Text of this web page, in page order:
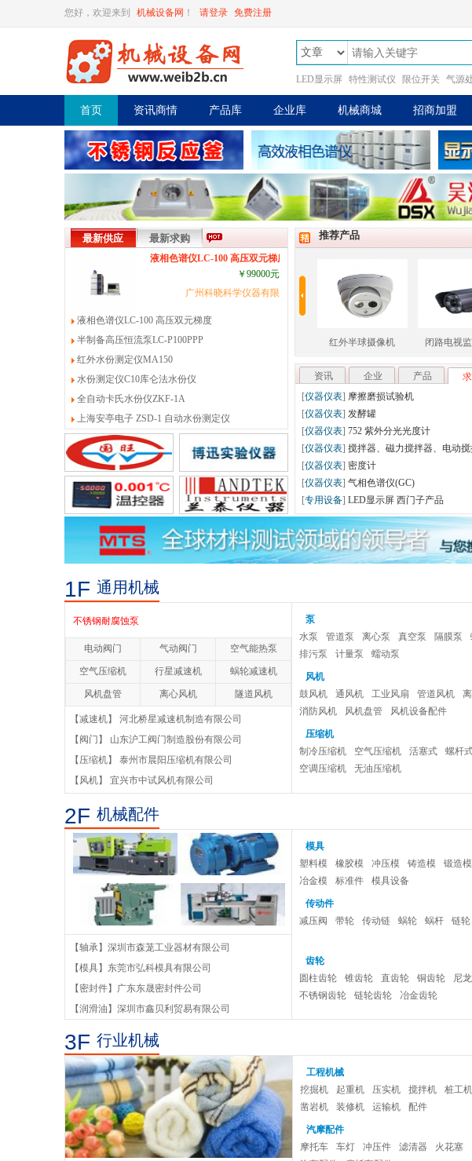
您好，欢迎来到 机械设备网 ！ 请登录 免费注册
LED显示屏 特性测试仪 限位开关 气源
首页 资讯商情 产品库 企业库 机械商城 招商加盟
最新供应 最新求购
液相色谱仪LC-100 高压双元梯度
￥99000元
广州科晓科学仪器有限公司
液相色谱仪LC-100 高压双元梯度
半制备高压恒流泵LC-P100PPP
红外水份测定仪MA150
水份测定仪C10库仑法水份仪
全自动卡氏水份仪ZKF-1A
上海安亭电子 ZSD-1 自动水份测定仪
推荐产品
红外半球摄像机 闭路电视监控系统 活性炭过滤器
WLS400M
式测
资讯 企业 产品
[国内]第十三届中国广州国际环保产业博
[国内]第十届化学和药物结构分析上海年
[国内]中国分析测试协会标记免疫分析
[国内]2019世界食品广州展
[国际]灯光节
1F 通用机械
防腐蚀化工泵
衬氟合金泵
不锈钢化工泵
不锈钢耐腐蚀泵
不锈钢排污泵
不锈钢离心泵
油浸式潜水电泵
增压抽水泵
蝶阀
电动阀门 气动阀门 空气能热泵
空气压缩机 行星减速机 蜗轮减速机
风机盘管 离心风机 隧道风机
【减速机】 河北桥星减速机制造有限公司
【阀门】 山东沪工阀门制造股份有限公司
【压缩机】 泰州市晨阳压缩机有限公司
【风机】 宜兴市中试风机有限公司
泵
水泵
管道泵 离心泵 真空泵 隔膜泵
排污泵
计量泵 蠕动泵
风机
鼓风机
通风机 工业风扇 管道风机
消防风机
风机盘管 风机设备配件
压缩机
制冷压缩机
空气压缩机 活塞式 螺杆
空调压缩机
无油压缩机
2F 机械配件
【轴承】深圳市森茏工业器材有限公司
【模具】东莞市弘科模具有限公司
【密封件】广东东晟密封件公司
【润滑油】深圳市鑫贝利贸易有限公司
模具
塑料模
橡胶模 冲压模 铸造模 锻造模
冶金模
标准件 模具设备
传动件
减压阀
带轮 传动链 蜗轮 蜗杆 链轮
齿轮
圆柱齿轮
锥齿轮 直齿轮 铜齿轮 尼
不锈钢齿轮
链轮齿轮 冶金齿轮
3F 行业机械
工程机械
挖掘机
起重机 压实机 搅拌机 桩工机
凿岩机
装修机 运输机 配件
汽摩配件
摩托车
车灯 冲压件 滤清器 火花塞